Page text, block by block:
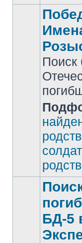
непрочитанных
сообщений
Поиск
БД-5